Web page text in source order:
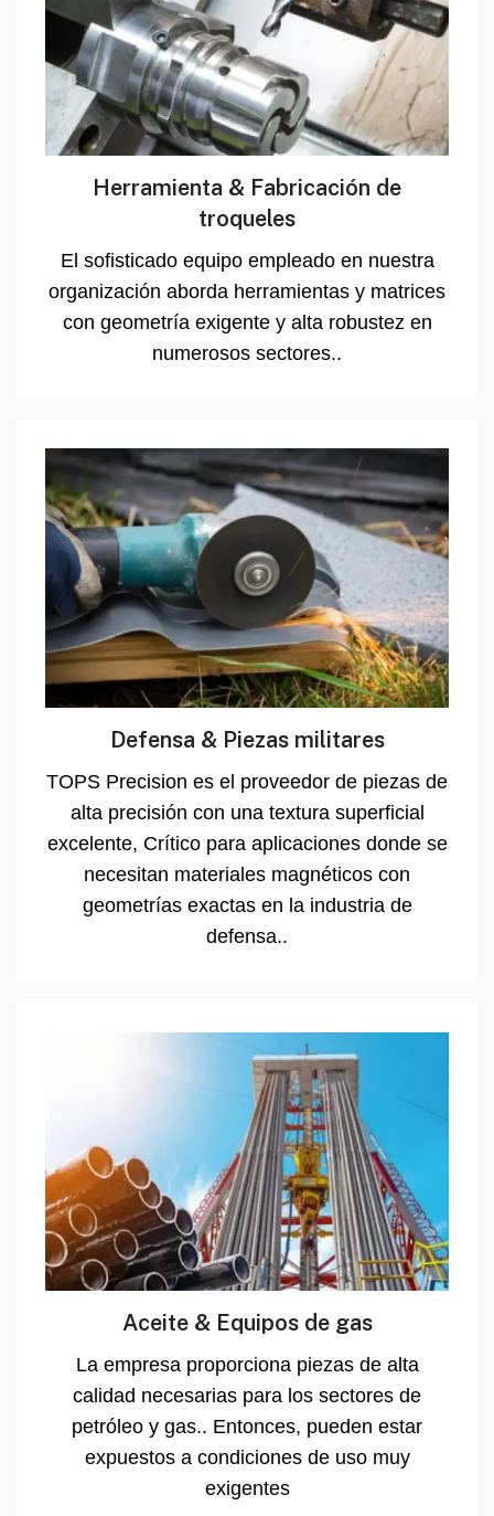
Herramienta & Fabricación de
troqueles
El sofisticado equipo empleado en nuestra
organización aborda herramientas y matrices
con geometría exigente y alta robustez en
numerosos sectores..
Defensa & Piezas militares
TOPS Precision es el proveedor de piezas de
alta precisión con una textura superficial
excelente, Crítico para aplicaciones donde se
necesitan materiales magnéticos con
geometrías exactas en la industria de
defensa..
Aceite & Equipos de gas
La empresa proporciona piezas de alta
calidad necesarias para los sectores de
petróleo y gas.. Entonces, pueden estar
expuestos a condiciones de uso muy
exigentes